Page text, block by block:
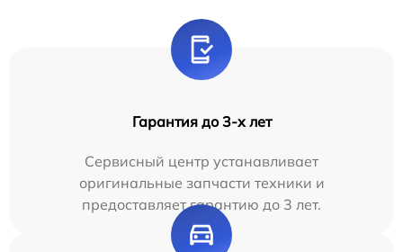
Гарантия до 3-х лет
Сервисный центр устанавливает
оригинальные запчасти техники и
предоставляет гарантию до 3 лет.